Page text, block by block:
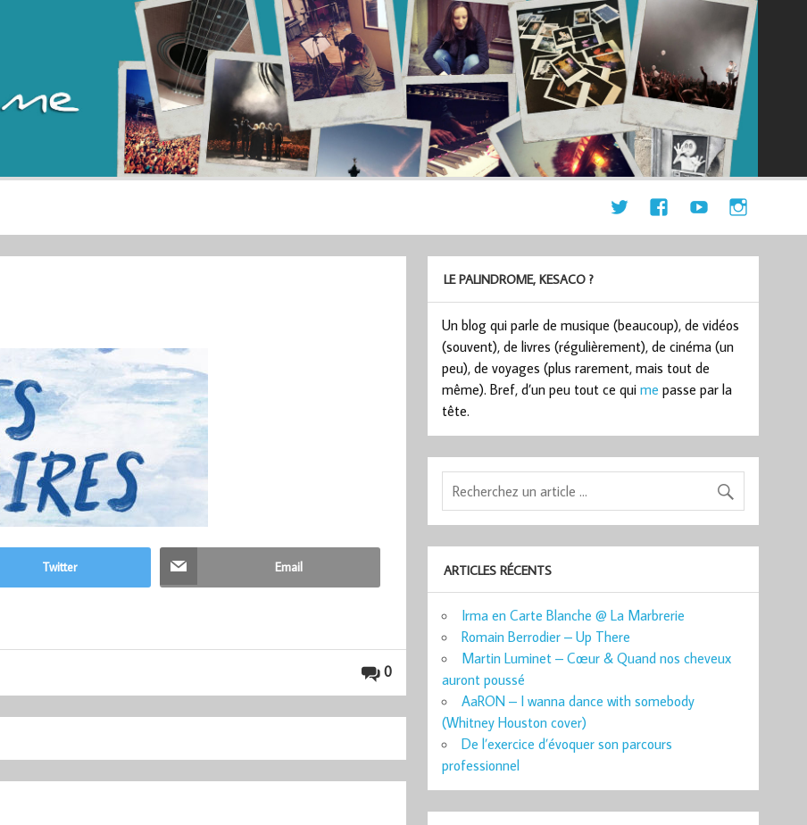
Twitter Email
0
LE PALINDROME, KESACO ?
Un blog qui parle de musique (beaucoup), de vidéos
(souvent), de livres (régulièrement), de cinéma (un
peu), de voyages (plus rarement, mais tout de
même). Bref, d’un peu tout ce quime passe par la
tête.
ARTICLES RÉCENTS
Irma en Carte Blanche @ La Marbrerie
Romain Berrodier – Up There
Martin Luminet – Cœur & Quand nos cheveux
auront poussé
AaRON – I wanna dance with somebody
(Whitney Houston cover)
De l’exercice d’évoquer son parcours
professionnel